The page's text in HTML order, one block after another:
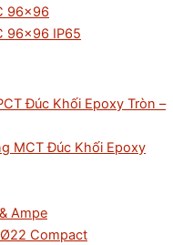
96×96
96×96 IP65
Đúc Khối Epoxy Tròn –
MCT Đúc Khối Epoxy
Ampe
Compact